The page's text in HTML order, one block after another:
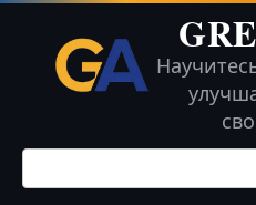
Перейти
контенту
Поиск: